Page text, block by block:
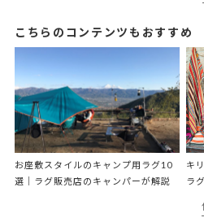
こちらのコンテンツもおすすめ
お座敷スタイルのキャンプ用ラグ10
選｜ラグ販売店のキャンパーが解説
キ
ラ